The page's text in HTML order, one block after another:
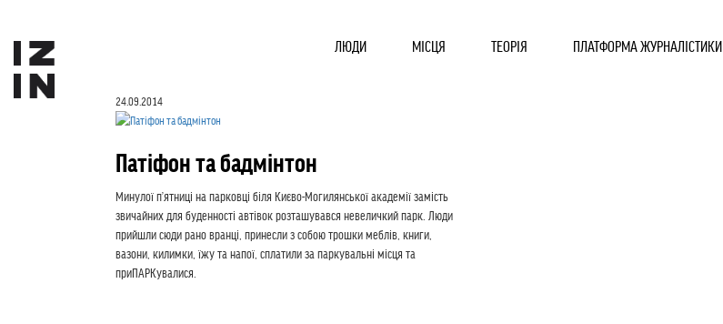
ЛЮДИ МІСЦЯ ТЕОРІЯ ПЛАТФОРМА ЖУРНАЛІСТИКИ
24.09.2014
Патіфон та бадмінтон
Минулої п’ятниці на парковці біля Києво-Могилянської академії замість
звичайних для буденності автівок розташувався невеличкий парк. Люди
прийшли сюди рано вранці, принесли з собою трошки меблів, книги,
вазони, килимки, їжу та напої, сплатили за паркувальні місця та
приПАРКувалися.